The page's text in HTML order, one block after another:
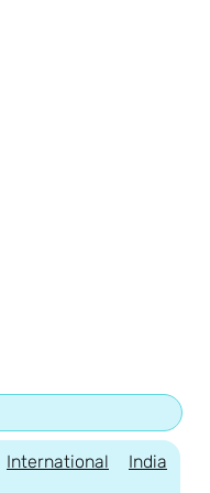
International India